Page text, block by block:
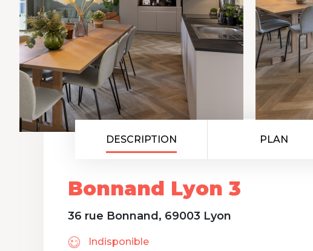
DESCRIPTION PLAN
Bonnand Lyon 3
36 rue Bonnand, 69003 Lyon
Indisponible